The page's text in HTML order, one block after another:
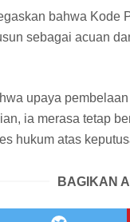
bahwa Kode
sebagai acuan
upaya
ia merasa tetap
hukum atas
BAGIKAN